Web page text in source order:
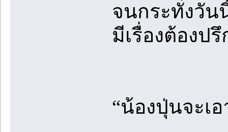
จนกระทั่งวัน
มีเรื่องต้องป
“น้องปุ่นจะเ